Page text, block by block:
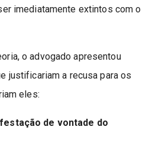
imediatamente extintos com o
o advogado apresentou
justificariam a recusa para os
eles:
de vontade do